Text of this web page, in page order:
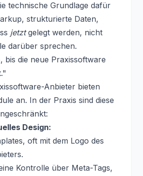
technische Grundlage dafür
strukturierte Daten,
jetztgelegt werden, nicht
darüber sprechen.
bis die neue Praxissoftware
Anbieter bieten
an. In der Praxis sind diese
Design:
oft mit dem Logo des
Kontrolle über Meta-Tags,